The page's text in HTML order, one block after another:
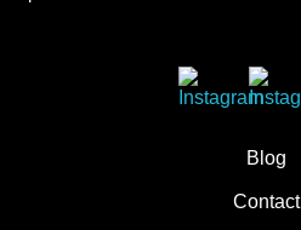
Blog
Contact